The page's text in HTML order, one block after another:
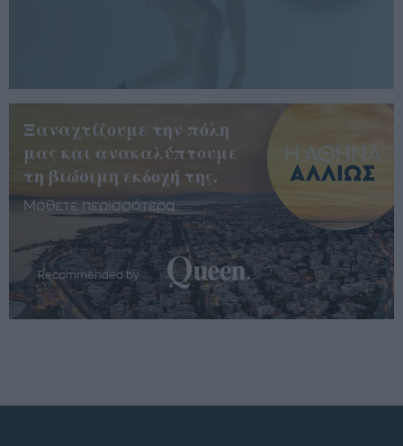
Ξαναχτίζουμε την πόλη
μας και ανακαλύπτουμε
τη βιώσιμη εκδοχή της.
Μάθετε περισσότερα
Recommended by